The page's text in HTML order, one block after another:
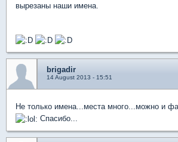
вырезаны наши имена.
brigadir
14 August 2013 - 15:51
Не только имена...места много...можно и
Спасибо...